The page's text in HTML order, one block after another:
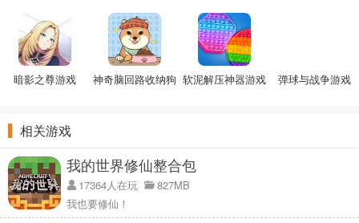
暗影之尊游戏
神奇脑回路收纳狗 软泥解压神器游戏 弹球与战争游戏
相关游戏
我的世界修仙整合包
17364人在玩
827MB
我也要修仙！